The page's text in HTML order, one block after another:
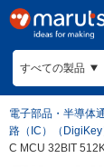
電子部品・半導体
路（IC）（DigiKey
C MCU 32BIT